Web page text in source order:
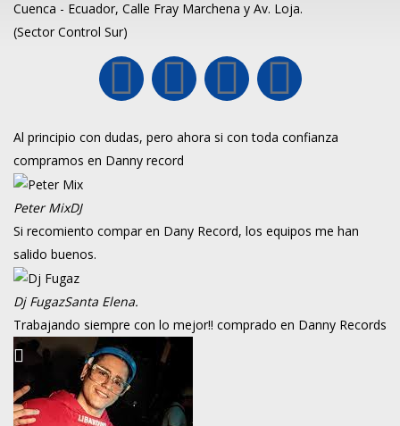
Cuenca - Ecuador, Calle Fray Marchena y Av. Loja.
(Sector Control Sur)
Al principio con dudas, pero ahora si con toda confianza
compramos en Danny record
Peter MixDJ
Si recomiento compar en Dany Record, los equipos me han
salido buenos.
Dj FugazSanta Elena.
Trabajando siempre con lo mejor!! comprado en Danny Records